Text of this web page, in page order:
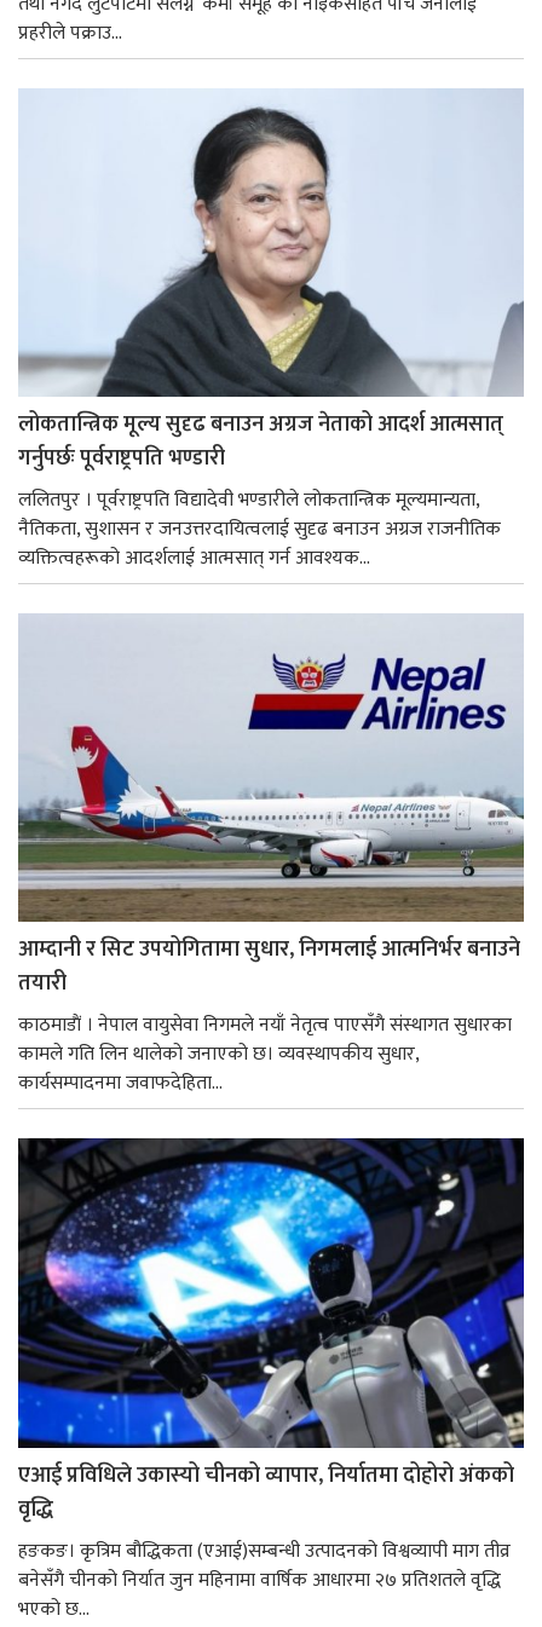
प्रहरीले पक्राउ...
लोकतान्त्रिक मूल्य सुदृढ बनाउन अग्रज नेताको आदर्श आत्मसात्
गर्नुपर्छः पूर्वराष्ट्रपति भण्डारी
ललितपुर । पूर्वराष्ट्रपति विद्यादेवी भण्डारीले लोकतान्त्रिक मूल्यमान्यता,
नैतिकता, सुशासन र जनउत्तरदायित्वलाई सुदृढ बनाउन अग्रज राजनीतिक
व्यक्तित्वहरूको आदर्शलाई आत्मसात् गर्न आवश्यक...
आम्दानी र सिट उपयोगितामा सुधार, निगमलाई आत्मनिर्भर बनाउने
तयारी
काठमाडाैं । नेपाल वायुसेवा निगमले नयाँ नेतृत्व पाएसँगै संस्थागत सुधारका
कामले गति लिन थालेको जनाएको छ। व्यवस्थापकीय सुधार,
कार्यसम्पादनमा जवाफदेहिता...
एआई प्रविधिले उकास्यो चीनको व्यापार, निर्यातमा दोहोरो अंकको
वृद्धि
हङकङ। कृत्रिम बौद्धिकता (एआई)सम्बन्धी उत्पादनको विश्वव्यापी माग तीव्र
बनेसँगै चीनको निर्यात जुन महिनामा वार्षिक आधारमा २७ प्रतिशतले वृद्धि
भएको छ...